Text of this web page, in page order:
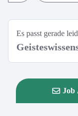
Es passt gerade
Job